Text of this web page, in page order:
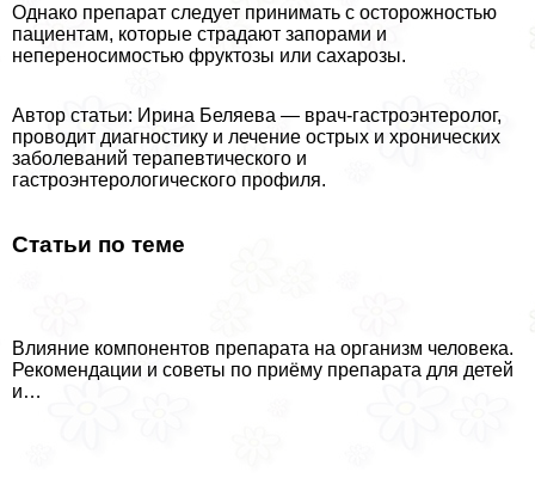
Однако препарат следует принимать с осторожностью
пациентам, которые страдают запорами и
непереносимостью фруктозы или сахарозы.
Автор статьи: Ирина Беляева — врач-гастроэнтеролог,
проводит диагностику и лечение острых и хронических
заболеваний терапевтического и
гастроэнтерологического профиля.
Статьи по теме
Влияние компонентов препарата на организм человека.
Рекомендации и советы по приёму препарата для детей
и…